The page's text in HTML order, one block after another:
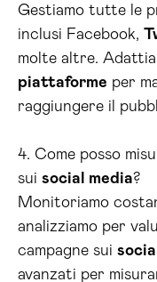
Gestiamo tutte le
inclusi Facebook,
molte altre.
piattaforme per
raggiungere il
4. Come posso
sui social media?
Monitoriamo
analizziamo per
campagne sui
avanzati per